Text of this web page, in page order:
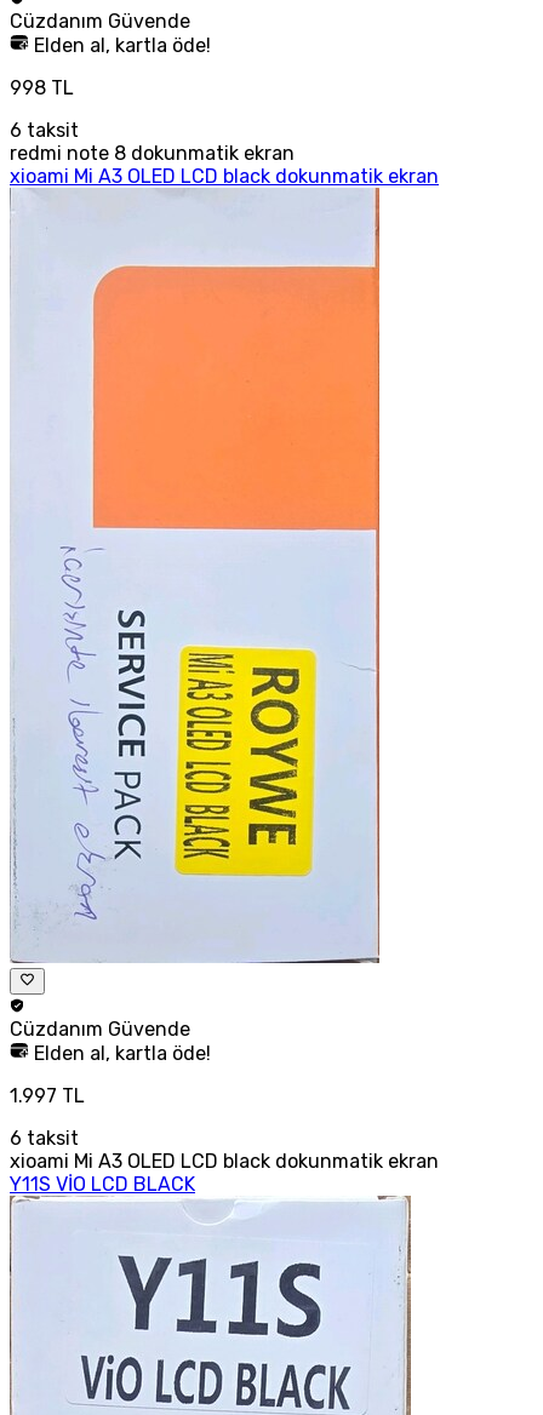
Cüzdanım Güvende
Elden al, kartla öde!
998 TL
6 taksit
redmi note 8 dokunmatik ekran
xioami Mi A3 OLED LCD black dokunmatik ekran
Cüzdanım Güvende
Elden al, kartla öde!
1.997 TL
6 taksit
xioami Mi A3 OLED LCD black dokunmatik ekran
Y11S VİO LCD BLACK